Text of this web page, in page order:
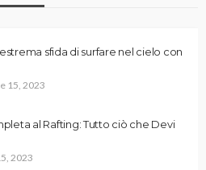
sfida di surfare nel cielo con
15, 2023
al Rafting: Tutto ciò che Devi
2023